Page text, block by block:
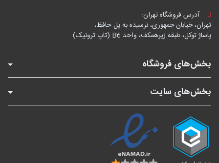
آدرس فروشگاه تهران:
تهران، خیابان جمهوری، نرسیده به پل حافظ،
پاساژ توکل، طبقه زیرهمکف، واحد B6 (تاپ ترونیک)
بخش‌های فروشگاه
بخش‌های سایت